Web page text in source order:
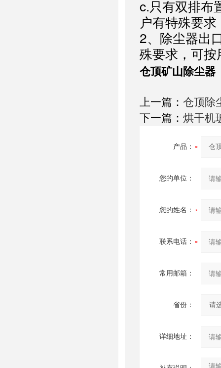
c.只有双排布
户有特殊要
2、除尘器出
殊要求，可
仓顶矿山除尘器
上一篇： 仓顶除
下一篇： 烘干机
产品：
您的单位：
您的姓名：
联系电话：
常用邮箱：
省份：
详细地址：